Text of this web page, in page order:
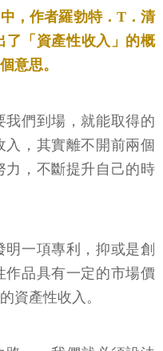
，作者羅勃特．T．清
了「資產性收入」的概
意思。
我們到場，就能取得的
，其實離不開前兩個
力，不斷提升自己的時
一項專利，抑或是創
品具有一定的市場價
資產性收入。